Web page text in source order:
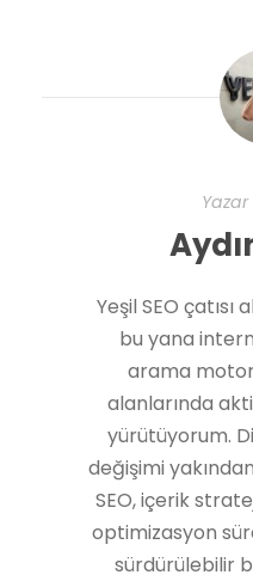
Yeşil SEO çatısı
bu yana
arama
alanlarında
yürütüyorum.
değişimi
SEO, içerik
optimizasyon
sürdürülebilir